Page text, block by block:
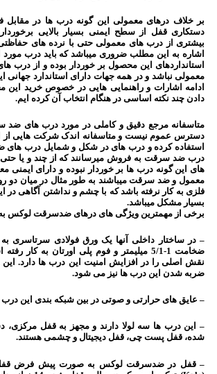
بر خلاف درهای معمولی این گونه درب ها در مقابل
دستکاری قفل از سطح ایمنی بسیار بالایی
بیشتری از درب های معمولی حتی با نرده های حفاظتی
اشاره به این مطلب ضروری میباشد که باید درب مورد
استانداردهای این محصول بر خوردار بوده و از درب
معمولی نباشد و در همه جهات دارای استاندارد جهانی
ادامه اشارات و راهنمایی هایی در خصوص خرید این
دادن چند نکته اساسی در هنگام انتخاب آن کرده ایم.
متاسفانه مرجع دقیق و کاملی در مورد درب های ضد
دسترس عموم نیست و متاسفانه اندک شرکت هایی از
استفاده کرده و درب های در شکل و شمایل درب های
درب ضد سرقت به فروش میرسانند که از چند و یا حتی
های این گونه درب ها بر خوردار نبوده و دارای
معمول و ضد سرقت میباشند به طور مثال در میان دو
فلزی به کار نرفته باشد که با چشم و نداشتن آگاهی
بسیار مشکل میباشد.
برخی از مهمترین ویژگی های درهای ضدسرقت لوکس
– در ساختار داخلی آنها یک ورق فولادی سرتاسری
ضخامت 1-5/1 میلیمتر و فوم پلی اورتان به
نقش اصلی را در افزایش امنیت این درب ها دارد.
ضربه شدن این درب ها نیز می شود.
– عایق های حرارتی و صوتی در بین شبکه بندی این درب
– این درب ها سه لولا دارند و مجهز به قفل مرکزی،
شده، قفل پست چی، قفل دیجیتال و چشمی هستند.
– قفل در ضدسرقت لوکس به صورت پیش فرض قفل